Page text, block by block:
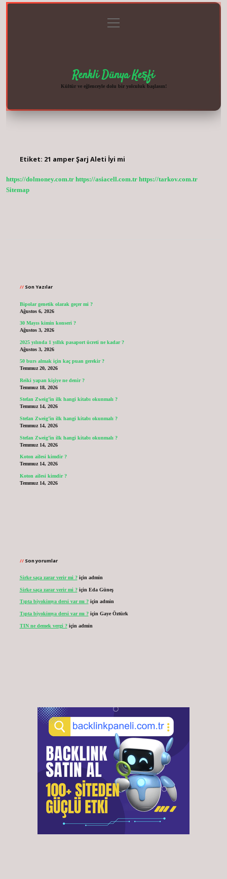
menüyü
aç
Renkli Dünya Keşfi
Kültür ve eğlenceyle dolu bir yolculuk başlasın!
Etiket: 21 amper Şarj Aleti İyi mi
https://dolmoney.com.tr https://asiacell.com.tr https://tarkov.com.tr
Sitemap
Son Yazılar
Bipolar genetik olarak geçer mi ?
Ağustos 6, 2026
30 Mayıs kimin konseri ?
Ağustos 3, 2026
2025 yılında 1 yıllık pasaport ücreti ne kadar ?
Ağustos 3, 2026
50 burs almak için kaç puan gerekir ?
Temmuz 20, 2026
Reiki yapan kişiye ne denir ?
Temmuz 18, 2026
Stefan Zweig’in ilk hangi kitabı okunmalı ?
Temmuz 14, 2026
Stefan Zweig’in ilk hangi kitabı okunmalı ?
Temmuz 14, 2026
Stefan Zweig’in ilk hangi kitabı okunmalı ?
Temmuz 14, 2026
Koton ailesi kimdir ?
Temmuz 14, 2026
Koton ailesi kimdir ?
Temmuz 14, 2026
Son yorumlar
Sirke saça zarar verir mi ?için admin
Sirke saça zarar verir mi ?için Eda Güneş
Tıpta biyokimya dersi var mı ?için admin
Tıpta biyokimya dersi var mı ?için Gaye Öztürk
TIN ne demek vergi ?için admin